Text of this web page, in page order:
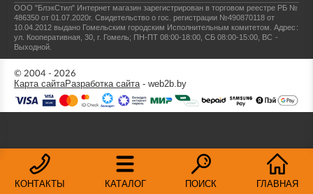
КОНТАКТЫ КАТАЛОГ ПОИСК ГЛАВНАЯ
ООО "БлэкСтил" Интернет магазин зарегистрирован в торговом реестре РБ №
486350 от 01.07.2020г.Свидетельство о гос. регистрации №490870118 от
10.04.2012 выдано Гомельским городским Исполнительным комитетом.Адрес:
ул. Кооперативная, 30, г. Гомель; ПН-ПТ 08:00-18:00, СБ 08:00-15:00, ВС -
Выходной.
© 2004 - 2026
Карта сайтаРазработка сайта- web2b.by